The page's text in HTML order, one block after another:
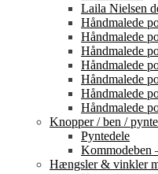
Laila Nielsen
Håndmalede
Håndmalede
Håndmalede
Håndmalede
Håndmalede
Håndmalede
Håndmalede
Knopper / ben /
Pyntedele
Kommodeben
Hængsler & vinkler